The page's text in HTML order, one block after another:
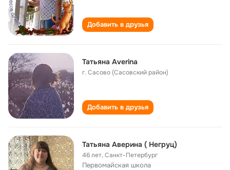
Добавить в друзья
Татьяна Averina
г. Сасово (Сасовский район)
Добавить в друзья
Татьяна Аверина ( Негруц)
46 лет,Санкт-Петербург
Первомайская школа